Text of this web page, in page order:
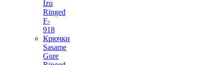
Izu
Ringed
F-
918
Крючки
Sasame
Gure